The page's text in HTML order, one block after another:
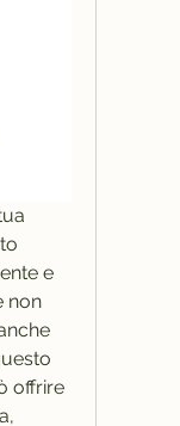
e
non
offrire